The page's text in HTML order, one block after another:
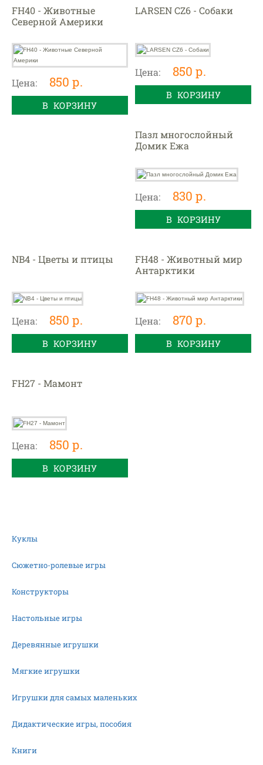
FH40 - Животные
Северной Америки
Цена: 850 р.
В КОРЗИНУ
LARSEN CZ6 - Собаки
Цена: 850 р.
В КОРЗИНУ
Пазл многослойный
Домик Ежа
Цена: 830 р.
В КОРЗИНУ
NB4 - Цветы и птицы
Цена: 850 р.
В КОРЗИНУ
FH48 - Животный мир
Антарктики
Цена: 870 р.
В КОРЗИНУ
FH27 - Мамонт
Цена: 850 р.
В КОРЗИНУ
Куклы
Сюжетно-ролевые игры
Конструкторы
Настольные игры
Деревянные игрушки
Мягкие игрушки
Игрушки для самых маленьких
Дидактические игры, пособия
Книги